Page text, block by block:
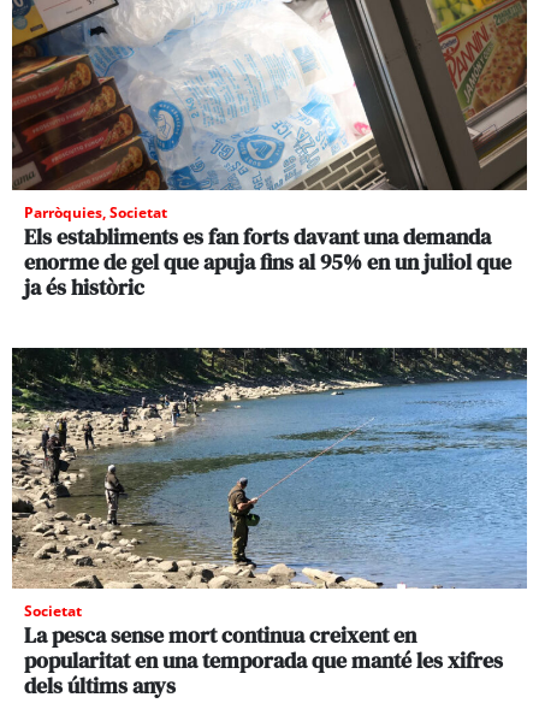
Parròquies,Societat
Els establiments es fan forts davant una demanda
enorme de gel que apuja fins al 95% en un juliol que
ja és històric
Societat
La pesca sense mort continua creixent en
popularitat en una temporada que manté les xifres
dels últims anys